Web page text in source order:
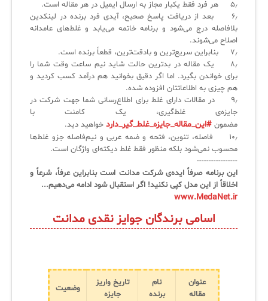
۵٫ هر فرد فقط یکبار مجاز به ارسال ایمیل در هر مقاله است.
۶٫ بعد از دریافت پاسخ صحیح، آیدی فرد برنده در لینکدین
بلافاصله درج می‌شود و برنامه خاتمه می‌یابد و غلط‌های عامدانه
اصلاح می‌شوند.
۷٫ بنابراین سریع‌ترین و بادقت‌ترین، قطعاً برنده است.
۸٫ یک مقاله در بدترین حالت شاید نیم ساعت وقت شما را
برای خواندن بگیرد. اما اگر دقیق بخوانید هم درآمد کسب کردید و
هم چیزی به اطلاعاتتان افزوده شده.
۹٫ در مقالات دارای غلط برای اطلاع‌رسانی شما جهت شرکت در
جایزه‌ی غلط‌گیری، یک کامنت با
مضمون #این_مقاله_جایزه_غلط_گیر_دارد خواهید دید.
۱۰٫ فاصله، تنوین، فتحه و ضمه عربی و نیم‌فاصله جزو غلط‌ها
محسوب نمی‌شود بلکه منظور فقط غلط دیکته‌‌ای واژگان است.
-----------------
این برنامه صرفاً ایده‌ی شرکت مدانت است بنابراین عرفاً، شرعاً و
اخلاقاً از این مدل کپی نکنید! اگر استقبال شود ادامه می‌دهیم...
www.MedaNet.ir
اسامی برندگان جوایز نقدی مدانت
عنوان
مقاله
نام
برنده
تاریخ واریز
جایزه
وضعیت